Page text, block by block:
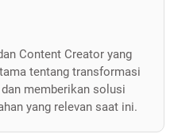
Content Creator yang
tentang transformasi
memberikan solusi
yang relevan saat ini.